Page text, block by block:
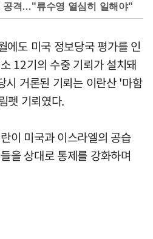
공격…"류수영 열심히 일해야"
에도 미국 정보당국 평가를 인
12기의 수중 기뢰가 설치돼
시 거론된 기뢰는 이란산 '마함
기뢰였다.
이 미국과 이스라엘의 공습
을 상대로 통제를 강화하며